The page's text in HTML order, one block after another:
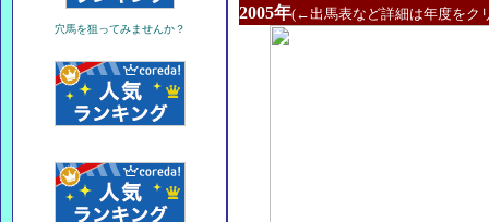
穴馬を狙ってみませんか？
2005年(←出馬表など詳細は年度をク